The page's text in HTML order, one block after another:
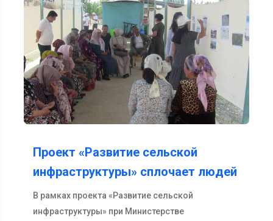
Проект «Развитие сельской
инфраструктуры» сплочает людей
В рамках проекта «Развитие сельской
инфраструктуры» при Министерстве